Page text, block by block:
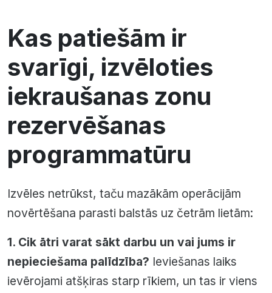
Kas patiešām ir
svarīgi, izvēloties
iekraušanas zonu
rezervēšanas
programmatūru
Izvēles netrūkst, taču mazākām operācijām
novērtēšana parasti balstās uz četrām lietām:
1. Cik ātri varat sākt darbu un vai jums ir
nepieciešama palīdzība? Ieviešanas laiks
ievērojami atšķiras starp rīkiem, un tas ir viens